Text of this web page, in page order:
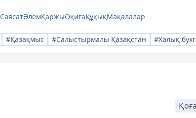
СаясатӘлемҚаржыОқиғаҚұқықМақалалар
#Қазақмыс #Салыстырмалы Қазақстан #Халық